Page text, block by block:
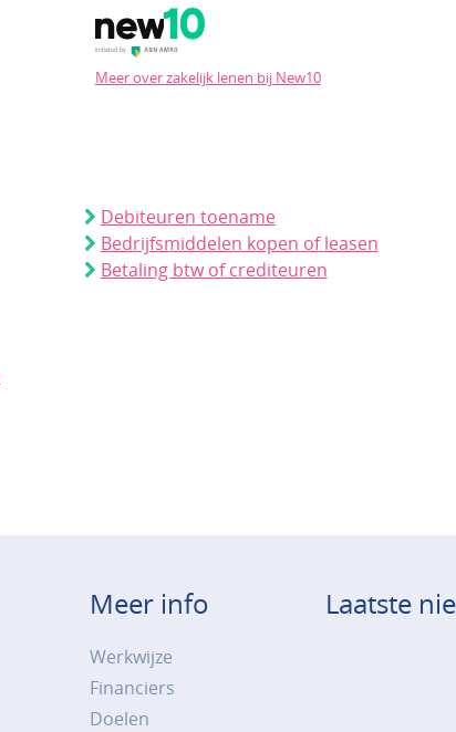
Meer over zakelijk lenen bij New10
Debiteuren toename
Bedrijfsmiddelen kopen of leasen
Betaling btw of crediteuren
Meer info
Werkwijze
Financiers
Doelen
Laatste